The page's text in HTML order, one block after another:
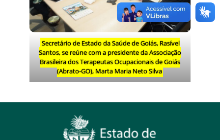
Secretário de Estado da Saúde de Goiás, Rasível
Santos, se reúne com a presidente da Associação
Brasileira dos Terapeutas Ocupacionais de Goiás
(Abrato-GO), Marta Maria Neto Silva